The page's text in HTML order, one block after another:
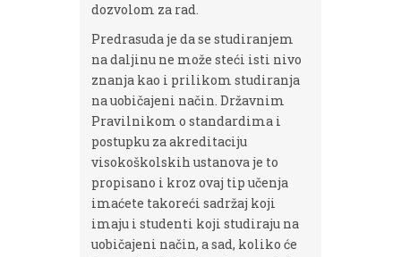
dozvolom za rad.
Predrasuda je da se studiranjem
na daljinu ne može steći isti nivo
znanja kao i prilikom studiranja
na uobičajeni način. Državnim
Pravilnikom o standardima i
postupku za akreditaciju
visokoškolskih ustanova je to
propisano i kroz ovaj tip učenja
imaćete takoreći sadržaj koji
imaju i studenti koji studiraju na
uobičajeni način, a sad, koliko će